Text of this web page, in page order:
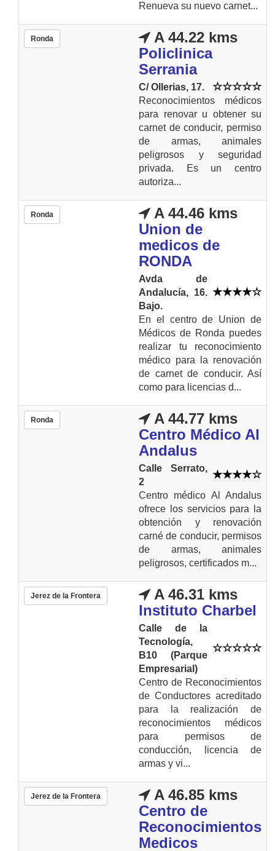
Renueva su nuevo carnet...
Ronda
A 44.22 kms
Policlinica
Serrania
C/ Ollerias, 17.
Reconocimientos médicos
para renovar u obtener su
carnet de conducir, permiso
de armas, animales
peligrosos y seguridad
privada. Es un centro
autoriza...
Ronda
A 44.46 kms
Union de
medicos de
RONDA
Avda de
Andalucía, 16.
Bajo.
En el centro de Union de
Médicos de Ronda puedes
realizar tu reconocimiento
médico para la renovación
de carnet de conducir. Así
como para licencias d...
Ronda
A 44.77 kms
Centro Médico Al
Andalus
Calle Serrato,
2
Centro médico Al Andalus
ofrece los servicios para la
obtención y renovación
carné de conducir, permisos
de armas, animales
peligrosos, certificados m...
Jerez de la Frontera
A 46.31 kms
Instituto Charbel
Calle de la
Tecnología,
B10 (Parque
Empresarial)
Centro de Reconocimientos
de Conductores acreditado
para la realización de
reconocimientos médicos
para permisos de
conducción, licencia de
armas y vi...
Jerez de la Frontera
A 46.85 kms
Centro de
Reconocimientos
Medicos